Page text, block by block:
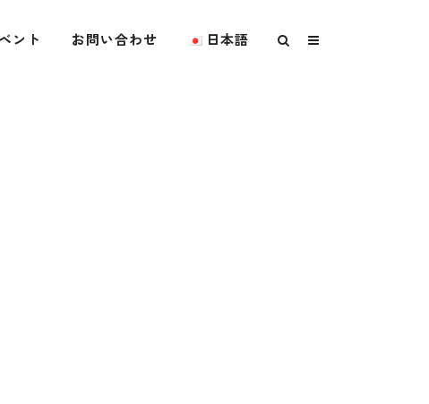
ント お問い合わせ 日本語